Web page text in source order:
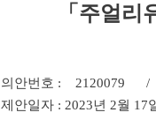
「 주얼리
의안번호 : 2120079 /
제안일자 : 2023년 2월 17